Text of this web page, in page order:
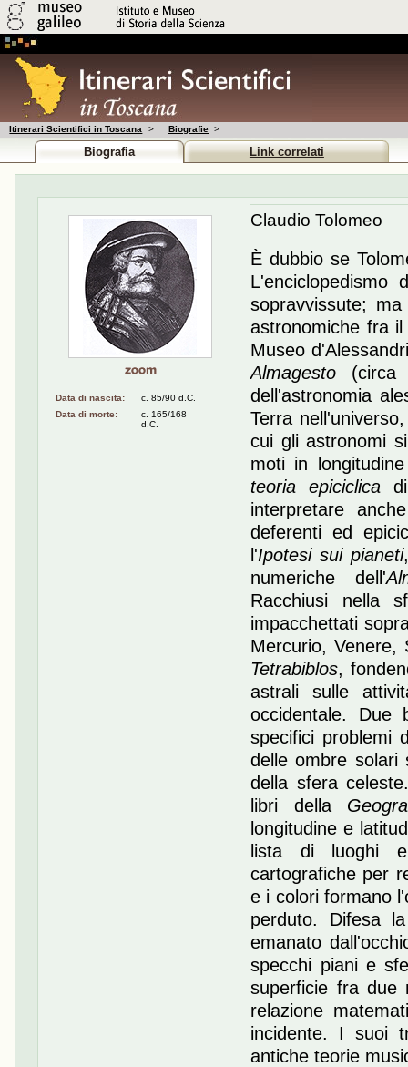
Itinerari Scientifici in Toscana > Biografie >
Biografia Link correlati
Data di nascita:
c. 85/90 d.C.
Data di morte:
c. 165/168
d.C.
Claudio Tolomeo
È dubbio se
sopravvissute;
astronomiche fra
Museo
Almagesto (circa
dell'astronomia
Terra
cui gli astronomi
moti in
teoria epiciclica
interpretare
deferenti ed
l'Ipotesi sui pianeti
numeriche dell'
Racchiusi nella
impacchettati
Mercurio,
Tetrabiblos,
astrali sulle
occidentale. Due
specifici problemi
delle ombre
della sfera
libri della
longitudine e
lista di luoghi e
cartografiche per
e i colori formano
perduto. Difesa
emanato
specchi piani e
superficie fra due
relazione
incidente. I suoi
antiche teorie